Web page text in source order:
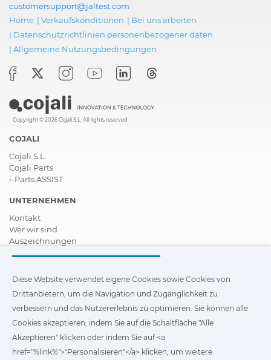
customersupport@jaltest.com
Home | Verkaufskonditionen | Bei uns arbeiten
| Datenschutzrichtlinien personenbezogener daten
| Allgemeine Nutzungsbedingungen
Copyright © 2026 Cojali S.L. All rights reserved
COJALI
Cojali S.L.
Cojali Parts
i-Parts ASSIST
UNTERNEHMEN
Kontakt
Wer wir sind
Auszeichnungen
Vertragshändler werden
Videos
FAQ - Häufig gestellte Fragen (FAQs)
Drittanbietern, um die Navigation und Zugänglichkeit unserer
Website zu verbessern und das Nutzererlebnis zu optimieren.
Diese Website verwendet eigene Cookies sowie Cookies von
Drittanbietern, um die Navigation und Zugänglichkeit zu
verbessern und das Nutzererlebnis zu optimieren. Sie können alle
Cookies akzeptieren, indem Sie auf die Schaltfläche "Alle
Akzeptieren" klicken oder indem Sie auf <a
href="%link%">"Personalisieren"</a> klicken, um weitere